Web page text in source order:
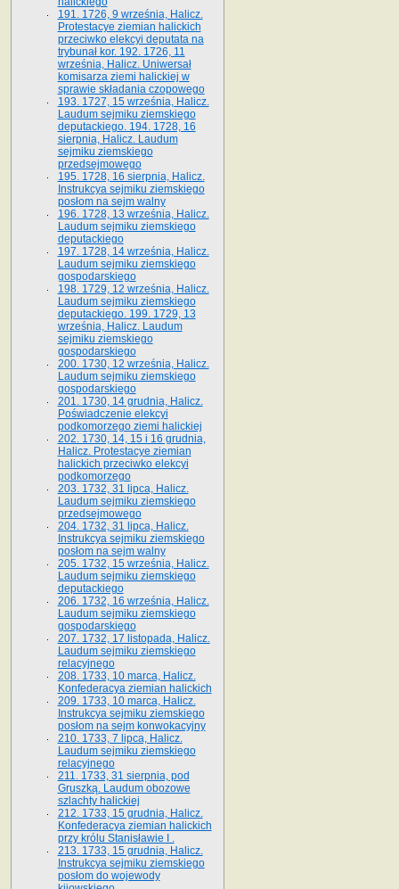
191. 1726, 9 września, Halicz.
Protestacye ziemian halickich
przeciwko elekcyi deputata na
trybunał kor. 192. 1726, 11
września, Halicz. Uniwersał
komisarza ziemi halickiej w
sprawie składania czopowego
193. 1727, 15 września, Halicz.
Laudum sejmiku ziemskiego
deputackiego. 194. 1728, 16
sierpnia, Halicz. Laudum
sejmiku ziemskiego
przedsejmowego
195. 1728, 16 sierpnia, Halicz.
Instrukcya sejmiku ziemskiego
posłom na sejm walny
196. 1728, 13 września, Halicz.
Laudum sejmiku ziemskiego
deputackiego
197. 1728, 14 września, Halicz.
Laudum sejmiku ziemskiego
gospodarskiego
198. 1729, 12 września, Halicz.
Laudum sejmiku ziemskiego
deputackiego. 199. 1729, 13
września, Halicz. Laudum
sejmiku ziemskiego
gospodarskiego
200. 1730, 12 września, Halicz.
Laudum sejmiku ziemskiego
gospodarskiego
201. 1730, 14 grudnia, Halicz.
Poświadczenie elekcyi
podkomorzego ziemi halickiej
202. 1730, 14, 15 i 16 grudnia,
Halicz. Protestacye ziemian
halickich przeciwko elekcyi
podkomorzego
203. 1732, 31 lipca, Halicz.
Laudum sejmiku ziemskiego
przedsejmowego
204. 1732, 31 lipca, Halicz.
Instrukcya sejmiku ziemskiego
posłom na sejm walny
205. 1732, 15 września, Halicz.
Laudum sejmiku ziemskiego
deputackiego
206. 1732, 16 września, Halicz.
Laudum sejmiku ziemskiego
gospodarskiego
207. 1732, 17 listopada, Halicz.
Laudum sejmiku ziemskiego
relacyjnego
208. 1733, 10 marca, Halicz.
Konfederacya ziemian halickich­
209. 1733, 10 marca, Halicz.
Instrukcya sejmiku ziemskiego
posłom na sejm konwokacyjny
210. 1733, 7 lipca, Halicz.
Laudum sejmiku ziemskiego
relacyjnego
211. 1733, 31 sierpnia, pod
Gruszką. Laudum obozowe
szlachty halickiej
212. 1733, 15 grudnia, Halicz.
Konfederacya ziemian halickich
przy królu Stanisławie I .
213. 1733, 15 grudnia, Halicz.
Instrukcya sejmiku ziemskiego
posłom do wojewody